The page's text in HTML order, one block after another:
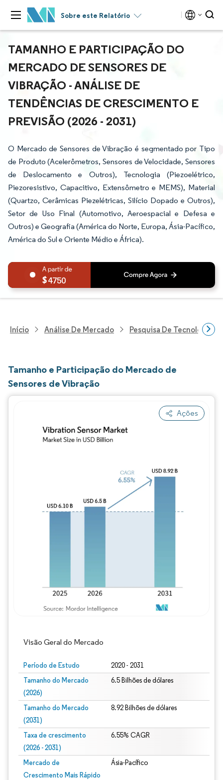
Sobre este Relatório
TAMANHO E PARTICIPAÇÃO DO
MERCADO DE SENSORES DE
VIBRAÇÃO - ANÁLISE DE
TENDÊNCIAS DE CRESCIMENTO E
PREVISÃO (2026 - 2031)
O Mercado de Sensores de Vibração é segmentado por Tipo
de Produto (Acelerômetros, Sensores de Velocidade, Sensores
de Deslocamento e Outros), Tecnologia (Piezoelétrico,
Piezoresistivo, Capacitivo, Extensômetro e MEMS), Material
(Quartzo, Cerâmicas Piezelétricas, Silício Dopado e Outros),
Setor de Uso Final (Automotivo, Aeroespacial e Defesa e
Outros) e Geografia (América do Norte, Europa, Ásia-Pacífico,
América do Sul e Oriente Médio e África).
4750
Início Análise De Mercado Pesquisa De Tecnologia,
Tamanho e Participação do Mercado de
Sensores de Vibração
Ações
Visão Geral do Mercado
Período de Estudo 2020 - 2031
Tamanho do Mercado
(2026)
6.5 Bilhões de dólares
Tamanho do Mercado
(2031)
8.92 Bilhões de dólares
Taxa de crescimento
(2026 - 2031)
6.55% CAGR
Mercado de
Crescimento Mais Rápido
Ásia-Pacífico